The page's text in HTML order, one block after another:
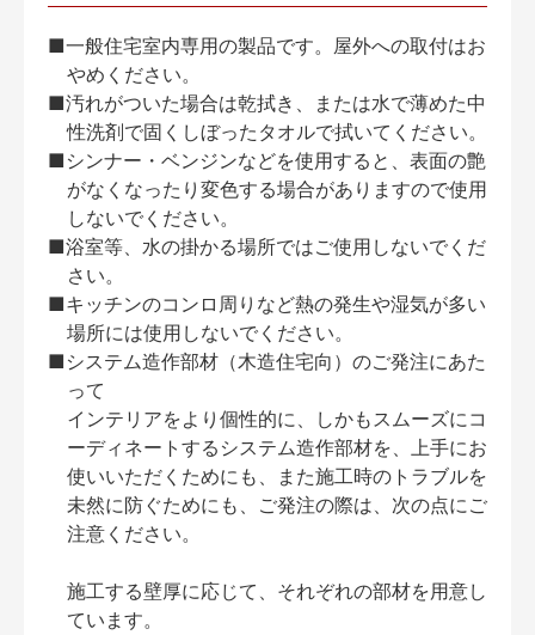
■一般住宅室内専用の製品です。屋外への取付はお
やめください。
■汚れがついた場合は乾拭き、または水で薄めた中
性洗剤で固くしぼったタオルで拭いてください。
■シンナー・ベンジンなどを使用すると、表面の艶
がなくなったり変色する場合がありますので使用
しないでください。
■浴室等、水の掛かる場所ではご使用しないでくだ
さい。
■キッチンのコンロ周りなど熱の発生や湿気が多い
場所には使用しないでください。
■システム造作部材（木造住宅向）のご発注にあた
って
インテリアをより個性的に、しかもスムーズにコ
ーディネートするシステム造作部材を、上手にお
使いいただくためにも、また施工時のトラブルを
未然に防ぐためにも、ご発注の際は、次の点にご
注意ください。
施工する壁厚に応じて、それぞれの部材を用意し
ています。